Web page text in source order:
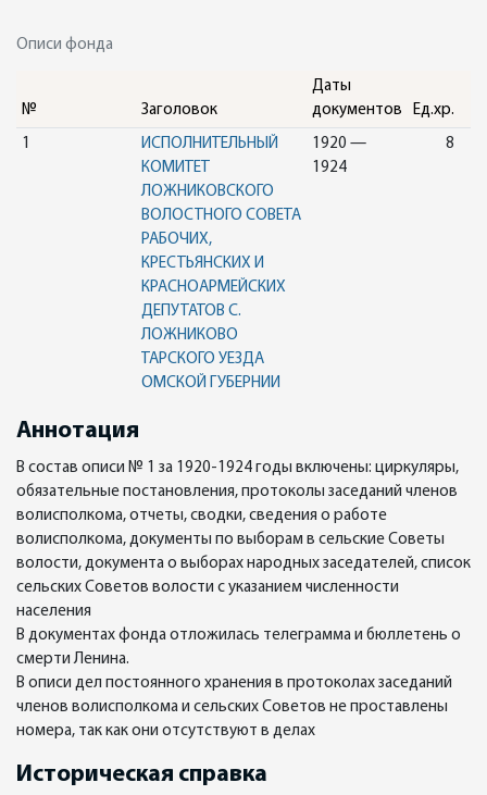
Описи фонда
№ Заголовок
Даты
документов
Ед.хр.
1
ИСПОЛНИТЕЛЬНЫЙ
КОМИТЕТ
ЛОЖНИКОВСКОГО
ВОЛОСТНОГО СОВЕТА
РАБОЧИХ,
КРЕСТЬЯНСКИХ И
КРАСНОАРМЕЙСКИХ
ДЕПУТАТОВ С.
ЛОЖНИКОВО
ТАРСКОГО УЕЗДА
ОМСКОЙ ГУБЕРНИИ
1920 —
1924
8
Аннотация
В состав описи № 1 за 1920-1924 годы включены: циркуляры,
обязательные постановления, протоколы заседаний членов
волисполкома, отчеты, сводки, сведения о работе
волисполкома, документы по выборам в сельские Советы
волости, документа о выборах народных заседателей, список
сельских Советов волости с указанием численности
населения
В документах фонда отложилась телеграмма и бюллетень о
смерти Ленина.
В описи дел постоянного хранения в протоколах заседаний
членов волисполкома и сельских Советов не проставлены
номера, так как они отсутствуют в делах
Историческая справка